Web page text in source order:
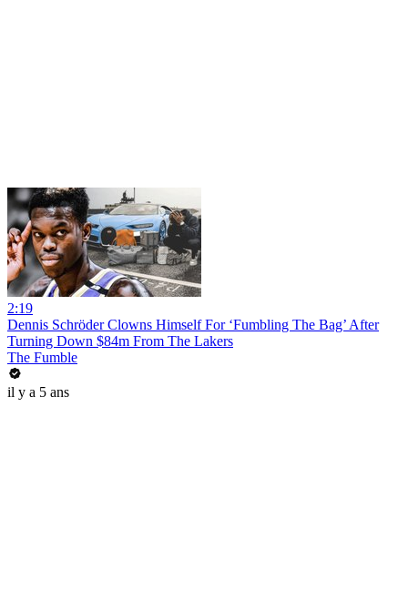
2:19
Dennis Schröder Clowns Himself For ‘Fumbling The Bag’ After
Turning Down $84m From The Lakers
The Fumble
il y a 5 ans